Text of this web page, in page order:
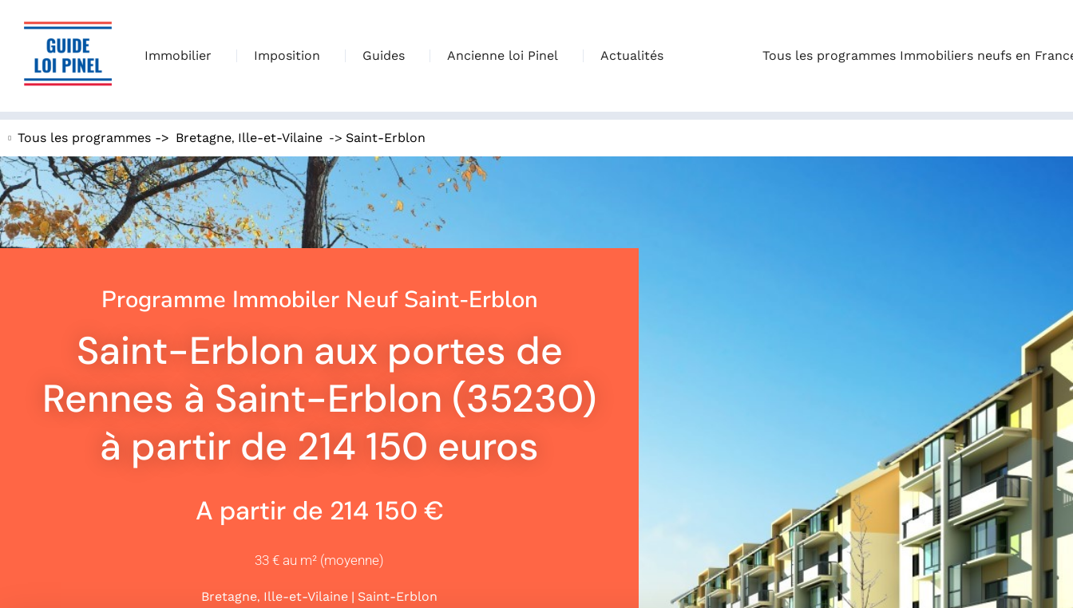
Immobilier Imposition Guides Ancienne loi Pinel Actualités Tous les programmes Immobiliers neufs en
Tous les programmes -> Bretagne, Ille-et-Vilaine -> Saint-Erblon
Programme Immobiler Neuf Saint-Erblon
Saint-Erblon aux portes de
Rennes à Saint-Erblon (35230)
à partir de 214 150 euros
A partir de 214 150 €
33 € au m² (moyenne)
Bretagne, Ille-et-Vilaine | Saint-Erblon